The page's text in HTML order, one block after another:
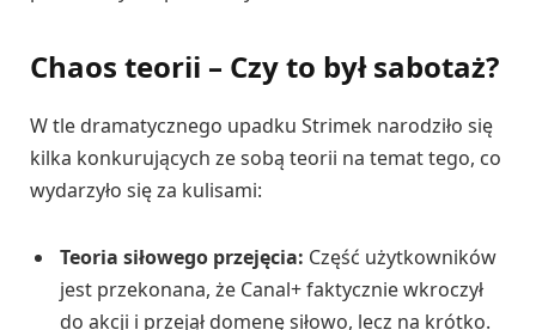
Chaos teorii – Czy to był sabotaż?
W tle dramatycznego upadku Strimek narodziło się
kilka konkurujących ze sobą teorii na temat tego, co
wydarzyło się za kulisami:
Teoria siłowego przejęcia: Część użytkowników
jest przekonana, że Canal+ faktycznie wkroczył
do akcji i przejął domenę siłowo, lecz na krótko.